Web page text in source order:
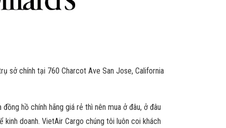
sở chính tại 760 Charcot Ave San Jose, California
hồ chính hãng giá rẻ thì nên mua ở đâu, ở đâu
doanh. VietAir Cargo chúng tôi luôn coi khách